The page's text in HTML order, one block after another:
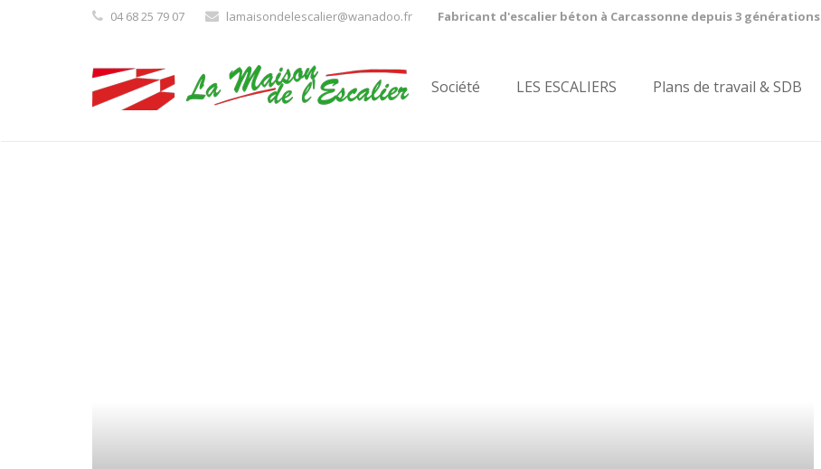
04 68 25 79 07 lamaisondelescalier@wanadoo.fr Fabricant d'escalier béton à Carcassonne depuis 3 générations
Société LES ESCALIERS Plans de travail & SDB